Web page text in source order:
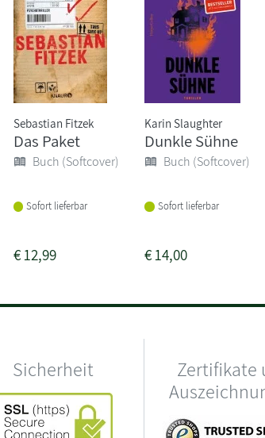
Sebastian Fitzek
Das Paket
Buch (Softcover)
Sofort lieferbar
€12,99
Karin Slaughter
Dunkle Sühne
Buch (Softcover)
Sofort lieferbar
€14,00
Sicherheit
Zertifikate